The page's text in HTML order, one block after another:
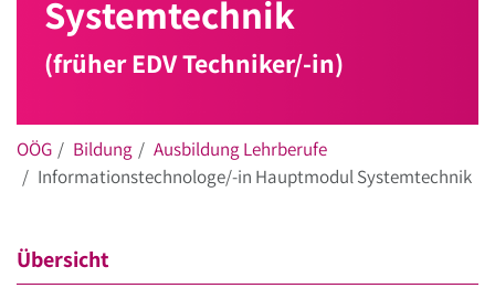
Systemtechnik
(früher EDV Techniker/-in)
OÖG Bildung
Ausbildung Lehrberufe
Informationstechnologe/-in Hauptmodul Systemtechnik
Übersicht